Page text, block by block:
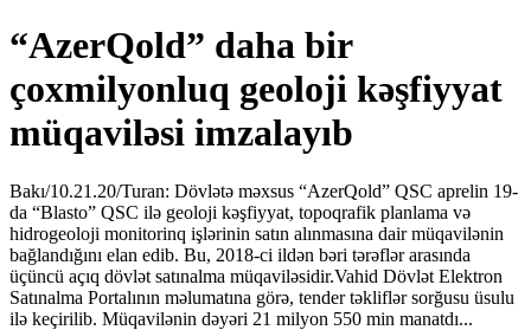
“AzerQold” daha bir
çoxmilyonluq geoloji kəşfiyyat
müqaviləsi imzalayıb
Bakı/10.21.20/Turan: Dövlətə məxsus “AzerQold” QSC aprelin 19-
da “Blasto” QSC ilə geoloji kəşfiyyat, topoqrafik planlama və
hidrogeoloji monitorinq işlərinin satın alınmasına dair müqavilənin
bağlandığını elan edib. Bu, 2018-ci ildən bəri tərəflər arasında
üçüncü açıq dövlət satınalma müqaviləsidir.Vahid Dövlət Elektron
Satınalma Portalının məlumatına görə, tender təkliflər sorğusu üsulu
ilə keçirilib. Müqavilənin dəyəri 21 milyon 550 min manatdı...